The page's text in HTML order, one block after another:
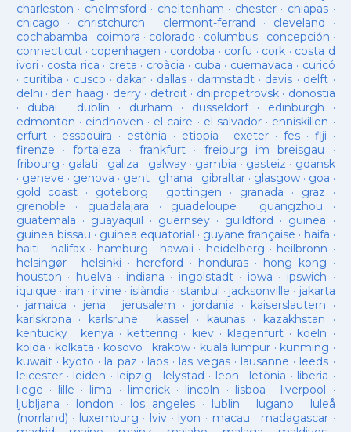
charleston · chelmsford · cheltenham · chester· chiapas ·
chicago · christchurch · clermont-ferrand · cleveland ·
cochabamba · coimbra · colorado · columbus· concepción ·
connecticut· copenhagen · cordoba · corfu · cork · costa d
ivori · costa rica · creta · croàcia · cuba · cuernavaca · curicó
· curitiba · cusco · dakar · dallas · darmstadt· davis · delft ·
delhi · den haag · derry· detroit· dnipropetrovsk· donostia
· dubai · dublín · durham · düsseldorf· edinburgh ·
edmonton · eindhoven · el caire · el salvador · enniskillen ·
erfurt· essaouira · estònia · etiopia · exeter· fes· fiji ·
firenze ·fortaleza · frankfurt· freiburg im breisgau ·
fribourg · galati · galiza · galway· gambia · gasteiz · gdansk
· geneve · genova · gent· ghana · gibraltar· glasgow· goa ·
gold coast · goteborg · gottingen · granada · graz ·
grenoble · guadalajara · guadeloupe · guangzhou ·
guatemala · guayaquil · guernsey· guildford · guinea ·
guinea bissau · guinea equatorial · guyane française · haifa ·
haiti · halifax · hamburg · hawaii · heidelberg · heilbronn ·
helsingør· helsinki · hereford · honduras· hong kong ·
houston · huelva · indiana · ingolstadt· iowa · ipswich ·
iquique · iran · irvine · islàndia · istanbul · jacksonville · jakarta
· jamaica · jena · jerusalem · jordania · kaiserslautern ·
karlskrona · karlsruhe · kassel · kaunas· kazakhstan ·
kentucky· kenya · kettering · kiev· klagenfurt · koeln ·
kolda · kolkata · kosovo · krakow· kuala lumpur · kunming ·
kuwait· kyoto · la paz · laos· las vegas· lausanne · leeds ·
leicester· leiden · leipzig · lelystad · leon · letònia · liberia ·
liege · lille · lima · limerick· lincoln · lisboa · liverpool ·
ljubljana · london · los angeles· lublin · lugano · luleå
(norrland) · luxemburg · lviv · lyon · macau · madagascar·